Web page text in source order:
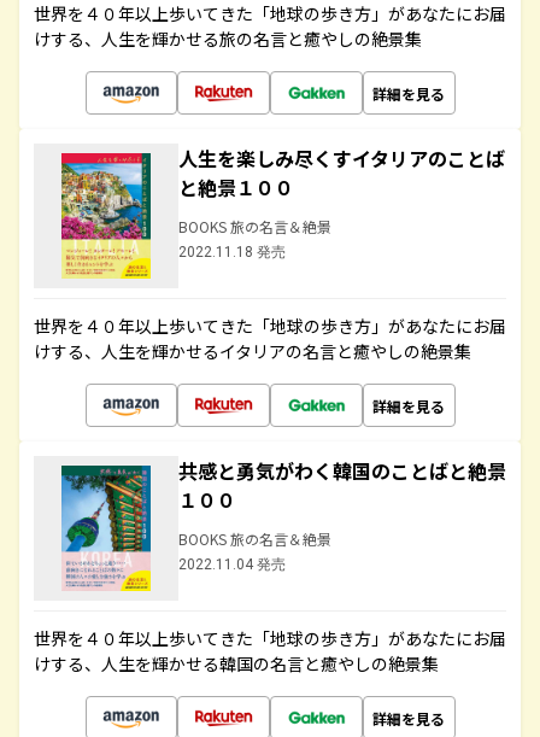
世界を４０年以上歩いてきた「地球の歩き方」があなたにお届
けする、人生を輝かせる旅の名言と癒やしの絶景集
詳細を見る
人生を楽しみ尽くすイタリアのことば
と絶景１００
BOOKS 旅の名言＆絶景
2022.11.18 発売
世界を４０年以上歩いてきた「地球の歩き方」があなたにお届
けする、人生を輝かせるイタリアの名言と癒やしの絶景集
詳細を見る
共感と勇気がわく韓国のことばと絶景
１００
BOOKS 旅の名言＆絶景
2022.11.04 発売
世界を４０年以上歩いてきた「地球の歩き方」があなたにお届
けする、人生を輝かせる韓国の名言と癒やしの絶景集
詳細を見る